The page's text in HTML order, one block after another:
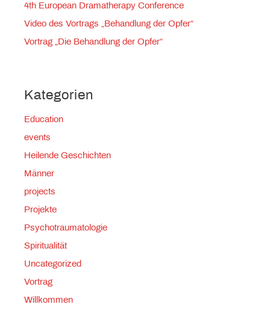
4th European Dramatherapy Conference
Video des Vortrags „Behandlung der Opfer“
Vortrag „Die Behandlung der Opfer“
Kategorien
Education
events
Heilende Geschichten
Männer
projects
Projekte
Psychotraumatologie
Spiritualität
Uncategorized
Vortrag
Willkommen